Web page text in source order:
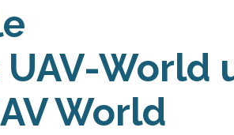
World
World